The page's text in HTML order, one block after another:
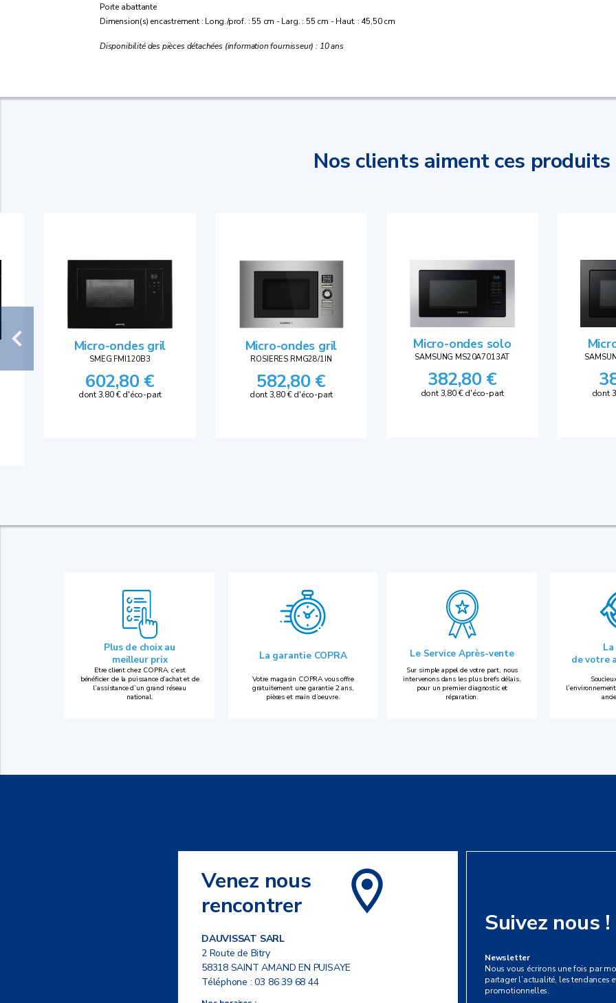
Porte abattante
Dimension(s) encastrement : Long./prof. : 55 cm - Larg. : 55 cm - Haut. : 45,50 cm
Disponibilité des pièces détachées (information fournisseur) : 10 ans
Nos clients aiment ces produits
Micro-ondes gril
SMEG FMI120B3
602,80 €
dont 3,80 € d'éco-part
Micro-ondes gril
ROSIERES RMG28/1IN
582,80 €
dont 3,80 € d'éco-part
Micro-ondes solo
SAMSUNG MS20A7013AT
382,80 €
dont 3,80 € d'éco-part dont
Plus de choix au
meilleur prix
Etre client chez COPRA, c’est
bénéficier de la puissance d’achat et de
l’assistance d’un grand réseau
national.
La garantie COPRA
Votre magasin COPRA vous offre
gratuitement une garantie 2 ans,
pièces et main d’oeuvre.
Le Service Après-vente
Sur simple appel de votre part, nous
intervenons dans les plus brefs délais,
pour un premier diagnostic et
réparation.
de votre
Venez nous
rencontrer
DAUVISSAT SARL
2 Route de Bitry
58318 SAINT AMAND EN PUISAYE
Téléphone :03 86 39 68 44
Suivez nous !
Newsletter
Nous vous écrirons une fois par
partager l’actualité, les tendances
promotionnelles.